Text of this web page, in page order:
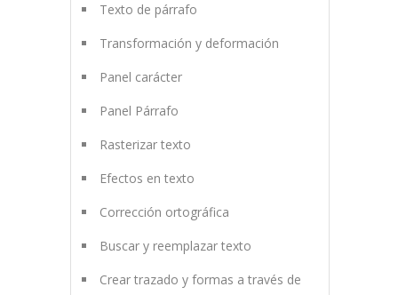
Texto de párrafo
Transformación y deformación
Panel carácter
Panel Párrafo
Rasterizar texto
Efectos en texto
Corrección ortográfica
Buscar y reemplazar texto
Crear trazado y formas a través de